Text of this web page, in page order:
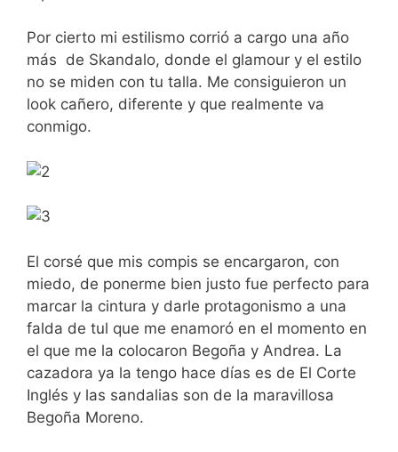
Por cierto mi estilismo corrió a cargo una año
más de Skandalo, donde el glamour y el estilo
no se miden con tu talla. Me consiguieron un
look cañero, diferente y que realmente va
conmigo.
El corsé que mis compis se encargaron, con
miedo, de ponerme bien justo fue perfecto para
marcar la cintura y darle protagonismo a una
falda de tul que me enamoró en el momento en
el que me la colocaron Begoña y Andrea. La
cazadora ya la tengo hace días es de El Corte
Inglés y las sandalias son de la maravillosa
Begoña Moreno.